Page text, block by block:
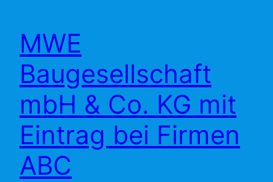
MWE
Baugesellschaft
mbH & Co. KG mit
Eintrag bei Firmen
ABC